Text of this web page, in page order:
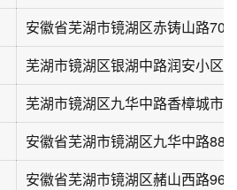
安徽省芜湖市镜湖区赤铸山路70
芜湖市镜湖区银湖中路润安小区
芜湖市镜湖区九华中路香樟城市
安徽省芜湖市镜湖区九华中路88-
安徽省芜湖市镜湖区赭山西路96